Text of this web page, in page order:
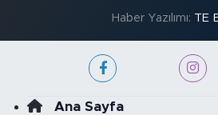
Haber Yazılımı: TE
Ana Sayfa